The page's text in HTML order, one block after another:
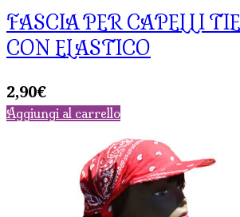
FASCIA PER CAPELLI TIE
CON ELASTICO
2,90€
Aggiungi al carrello